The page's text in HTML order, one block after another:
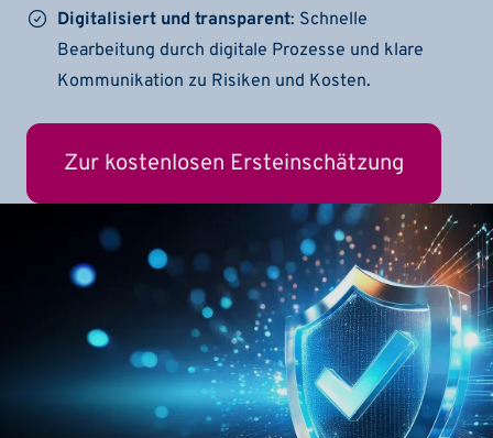
Digitalisiert und transparent: Schnelle
Bearbeitung durch digitale Prozesse und klare
Kommunikation zu Risiken und Kosten.
Zur kostenlosen Ersteinschätzung